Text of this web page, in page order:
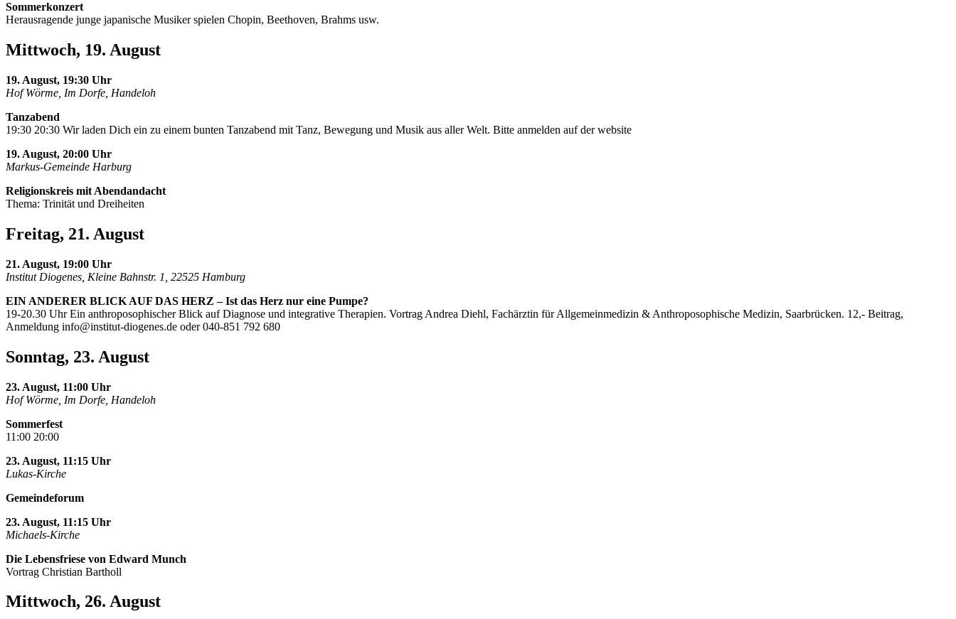
Sommerkonzert
Herausragende junge japanische Musiker spielen Chopin, Beethoven, Brahms usw.
Mittwoch, 19. August
19. August, 19:30 Uhr
Hof Wörme, Im Dorfe, Handeloh
Tanzabend
19:30 20:30 Wir laden Dich ein zu einem bunten Tanzabend mit Tanz, Bewegung und Musik aus aller Welt. Bitte anmelden auf der website
19. August, 20:00 Uhr
Markus-Gemeinde Harburg
Religionskreis mit Abendandacht
Thema: Trinität und Dreiheiten
Freitag, 21. August
21. August, 19:00 Uhr
Institut Diogenes, Kleine Bahnstr. 1, 22525 Hamburg
EIN ANDERER BLICK AUF DAS HERZ – Ist das Herz nur eine Pumpe?
19-20.30 Uhr Ein anthroposophischer Blick auf Diagnose und integrative Therapien. Vortrag Andrea Diehl, Fachärztin für Allgemeinmedizin & Anthroposophische Medizin, Saarbrücken. 12,- Beitrag,
Anmeldung info@institut-diogenes.de oder 040-851 792 680
Sonntag, 23. August
23. August, 11:00 Uhr
Hof Wörme, Im Dorfe, Handeloh
Sommerfest
11:00 20:00
23. August, 11:15 Uhr
Lukas-Kirche
Gemeindeforum
23. August, 11:15 Uhr
Michaels-Kirche
Die Lebensfriese von Edward Munch
Vortrag Christian Bartholl
Mittwoch, 26. August